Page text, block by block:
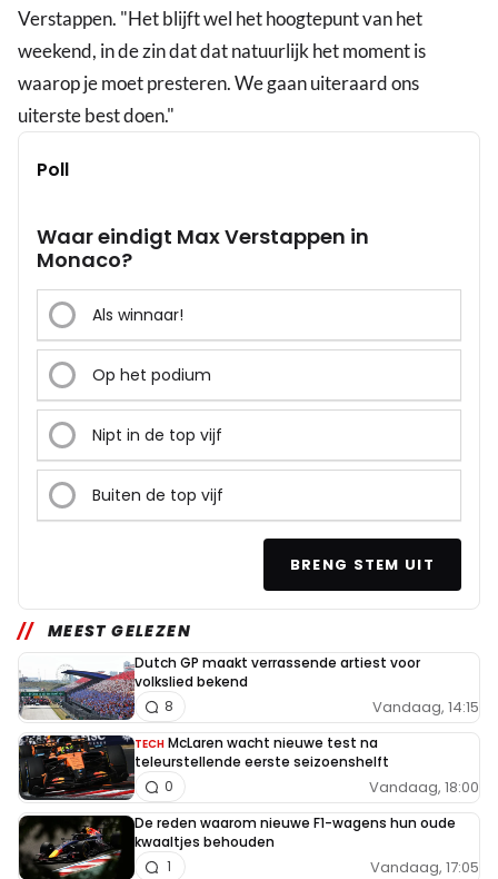
Verstappen. "Het blijft wel het hoogtepunt van het
weekend, in de zin dat dat natuurlijk het moment is
waarop je moet presteren. We gaan uiteraard ons
uiterste best doen."
Poll
Waar eindigt Max Verstappen in
Monaco?
Als winnaar!
Op het podium
Nipt in de top vijf
Buiten de top vijf
BRENG STEM UIT
MEEST GELEZEN
Dutch GP maakt verrassende artiest voor
volkslied bekend
Vandaag, 14:15
8
TECH McLaren wacht nieuwe test na
teleurstellende eerste seizoenshelft
Vandaag, 18:00
0
De reden waarom nieuwe F1-wagens hun oude
kwaaltjes behouden
Vandaag, 17:05
1